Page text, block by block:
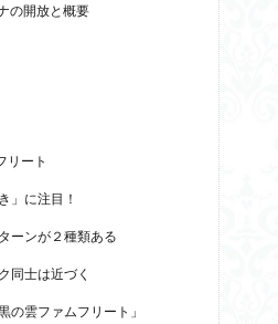
の開放と概要
ート
」に注目！
ーンが２種類ある
同士は近づく
の雲ファムフリート」